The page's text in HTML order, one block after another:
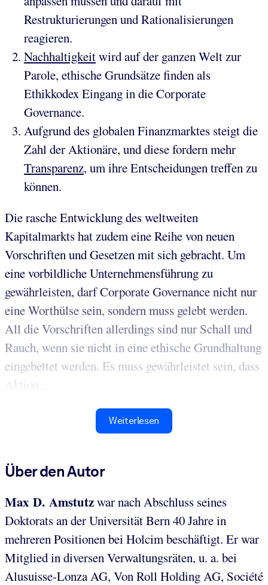
Restrukturierungen und Rationalisierungen
reagieren.
Nachhaltigkeitwird auf der ganzen Welt zur
Parole, ethische Grundsätze finden als
Ethikkodex Eingang in die Corporate
Governance.
Aufgrund des globalen Finanzmarktes steigt die
Zahl der Aktionäre, und diese fordern mehr
Transparenz, um ihre Entscheidungen treffen zu
können.
Die rasche Entwicklung des weltweiten
Kapitalmarkts hat zudem eine Reihe von neuen
Vorschriften und Gesetzen mit sich gebracht. Um
eine vorbildliche Unternehmensführung zu
gewährleisten, darf Corporate Governance nicht nur
eine Worthülse sein, sondern muss gelebt werden.
All die Vorschriften allerdings sind nur Schall und
Rauch, wenn sie nicht in eine ethische Grundhaltung
eingebettet werden. Es muss gewährleistet sein, dass
Aktion...
Weiterlesen
Über den Autor
Max D. Amstutzwar nach Abschluss seines
Doktorats an der Universität Bern 40 Jahre in
mehreren Positionen bei Holcim beschäftigt. Er war
Mitglied in diversen Verwaltungsräten, u. a. bei
Alusuisse-Lonza AG, Von Roll Holding AG, Société